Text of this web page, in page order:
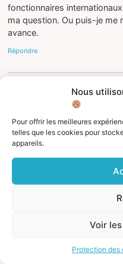
Nous
Pour offrir les meilleures
telles que les cookies pour
appareils.
Voir
Protection des
fonctionnaires
ma question. Ou puis-je me
avance.
Répondre
ASFE dit :
Bonjour Jacqueline,
des ressources
international et des
Pour vous aider, voici
https://